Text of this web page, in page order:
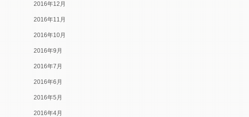
2016年12月
2016年11月
2016年10月
2016年9月
2016年7月
2016年6月
2016年5月
2016年4月